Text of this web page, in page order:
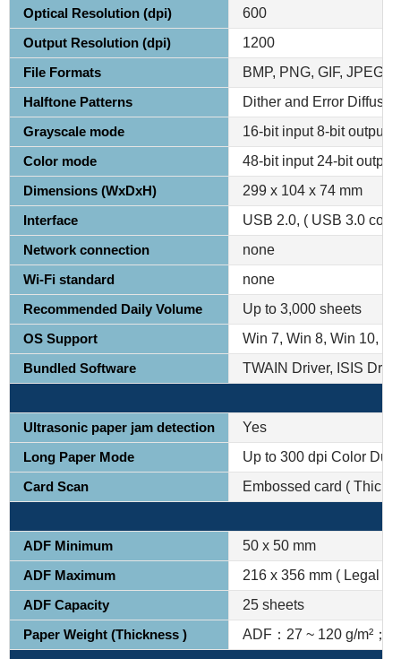
Giao hàng:Miễn phí nội thành TP.HCM
Optical Resolution (dpi)
600
Output Resolution (dpi)
1200
File Formats
BMP, PNG, GIF, JPEG,
Halftone Patterns
Dither and Error
Grayscale mode
16-bit input 8-bit output
Color mode
48-bit input 24-bit output
Dimensions (WxDxH)
299 x 104 x 74 mm
Interface
USB 2.0, ( USB 3.0
Network connection
none
Wi-Fi standard
none
Recommended Daily Volume
Up to 3,000 sheets
OS Support
Win 7, Win 8, Win 10,
Bundled Software
TWAIN Driver, ISIS
Ultrasonic paper jam detection
Yes
Long Paper Mode
Up to 300 dpi Color
Card Scan
Embossed card (
ADF Minimum
50 x 50 mm
ADF Maximum
216 x 356 mm ( Legal )(
ADF Capacity
25 sheets
Paper Weight (Thickness )
ADF：27 ~ 120 g/m²；